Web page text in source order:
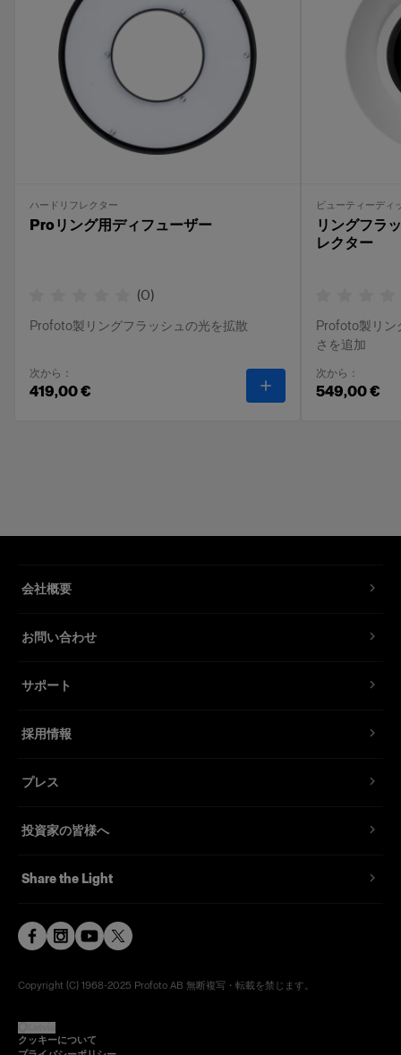
ハードリフレクター
Proリング用ディフューザー
(0)
Profoto製リングフラッシュの光を拡散
次から：
419,00 € Proリング用ディフ
ビューティーディ
リングフラ
レクター
Profoto製リン
さを追加
次から：
549,00 €
会社概要
お問い合わせ
サポート
採用情報
プレス
投資家の皆様へ
Share the Light
Copyright (C) 1968-2025 Profoto AB 無断複写・転載を禁じます。
クッキーについて